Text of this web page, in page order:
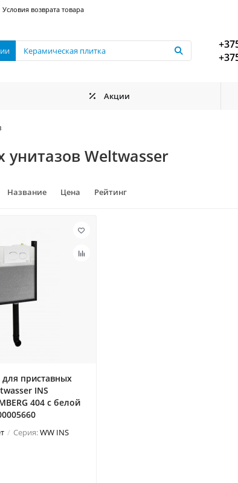
Условия возврата товара
Акции
Weltwasser
Название Цена Рейтинг
приставных
INS
404 с белой
Серия:WW INS